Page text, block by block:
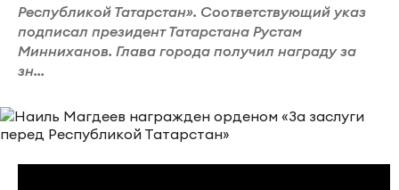
Республикой Татарстан». Соответствующий указ
подписал президент Татарстана Рустам
Минниханов. Глава города получил награду за
зн...